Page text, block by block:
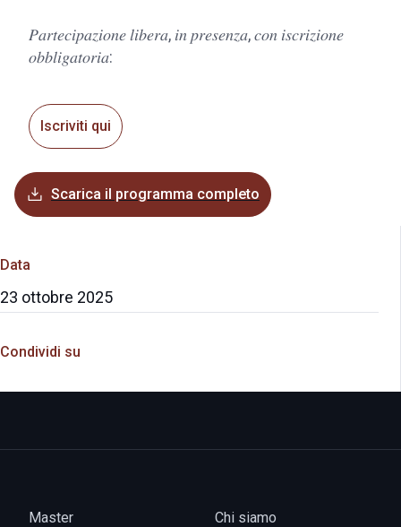
Data
23 ottobre 2025
Condividi su
𝑃𝑎𝑟𝑡𝑒𝑐𝑖𝑝𝑎𝑧𝑖𝑜𝑛𝑒 𝑙𝑖𝑏𝑒𝑟𝑎, 𝑖𝑛 𝑝𝑟𝑒𝑠𝑒𝑛𝑧𝑎, 𝑐𝑜𝑛 𝑖𝑠𝑐𝑟𝑖𝑧𝑖𝑜𝑛𝑒
𝑜𝑏𝑏𝑙𝑖𝑔𝑎𝑡𝑜𝑟𝑖𝑎:
Iscriviti qui
Scarica il programma completo
Master
Chi siamo